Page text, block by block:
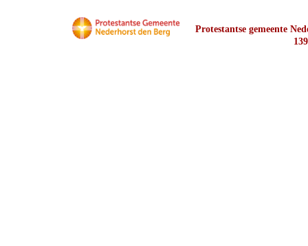
Protestantse gemeente